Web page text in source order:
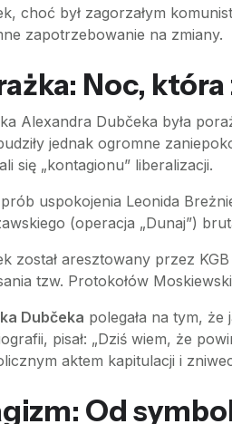
choć był zagorzałym
zapotrzebowanie na zmiany.
Noc,
Alexandra Dubčeka była
jednak ogromne
się „kontagionu” liberalizacji.
uspokojenia Leonida
(operacja „Dunaj”)
został aresztowany przez
tzw. Protokołów
Dubčeka polegała na tym,
pisał: „Dziś wiem, że
aktem kapitulacji i
Od